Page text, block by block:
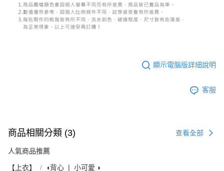
顯示電腦版詳細說明
客服
商品相關分類 (3) 查看全部
人氣商品推薦
【上衣】 ◖背心 ❘ 小可愛 ◗